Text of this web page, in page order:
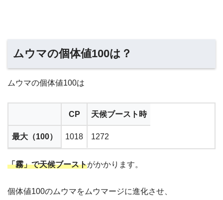
ムウマの個体値100は？
ムウマの個体値100は
CP 天候ブースト時
最大（100） 1018 1272
「霧」で天候ブーストがかかります。
個体値100のムウマをムウマージに進化させ、